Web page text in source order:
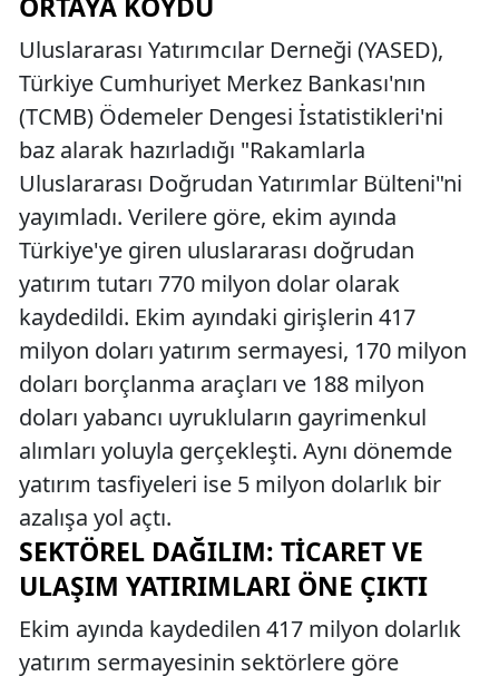
Uluslararası Yatırımcılar Derneği (YASED),
Türkiye Cumhuriyet Merkez Bankası'nın
(TCMB) Ödemeler Dengesi İstatistikleri'ni
baz alarak hazırladığı "Rakamlarla
Uluslararası Doğrudan Yatırımlar Bülteni"ni
yayımladı. Verilere göre, ekim ayında
Türkiye'ye giren uluslararası doğrudan
yatırım tutarı 770 milyon dolar olarak
kaydedildi. Ekim ayındaki girişlerin 417
milyon doları yatırım sermayesi, 170 milyon
doları borçlanma araçları ve 188 milyon
doları yabancı uyrukluların gayrimenkul
alımları yoluyla gerçekleşti. Aynı dönemde
yatırım tasfiyeleri ise 5 milyon dolarlık bir
azalışa yol açtı.
SEKTÖREL DAĞILIM: TICARET VE
ULAŞIM YATIRIMLARI ÖNE ÇIKTI
Ekim ayında kaydedilen 417 milyon dolarlık
yatırım sermayesinin sektörlere göre